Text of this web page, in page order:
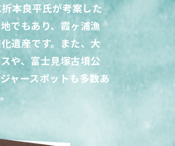
本良平氏が考案した
でもあり、霞ヶ浦漁
遺産です。また、大
や、富士見塚古墳公
ャースポットも多数あ